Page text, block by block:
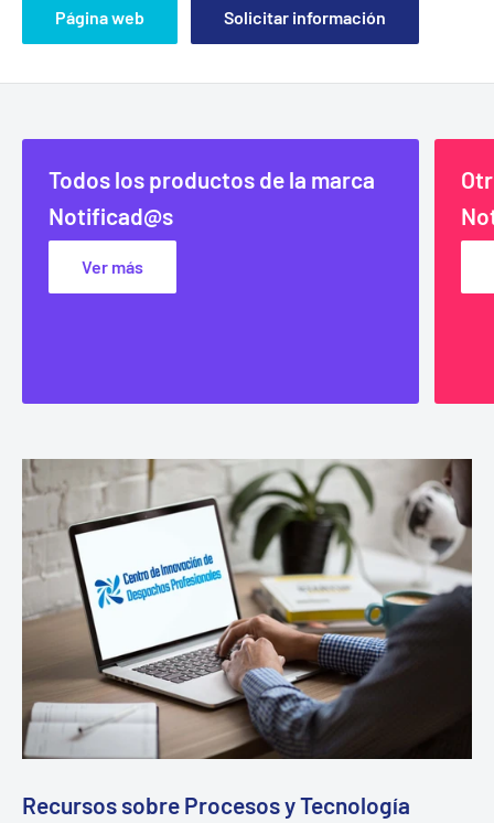
Página web Solicitar información
Todos los productos de la marca
Notificad@s
Ver más
Recursos sobre Procesos y Tecnología